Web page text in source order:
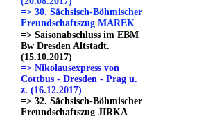
=> 30. Sächsisch-Böhmischer
Freundschaftszug MAREK
=> Saisonabschluss im EBM
Bw Dresden Altstadt.
(15.10.2017)
=> Nikolausexpress von
Cottbus - Dresden - Prag u.
z. (16.12.2017)
=> 32. Sächsisch-Böhmischer
Freundschaftszug JIRKA